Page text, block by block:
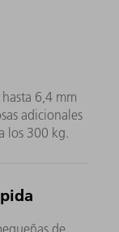
6,4 mm
adicionales
los 300 kg.
de